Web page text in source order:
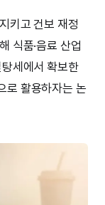
키고 건보 재정
식품·음료 산업
세에서 확보한
로 활용하자는 논